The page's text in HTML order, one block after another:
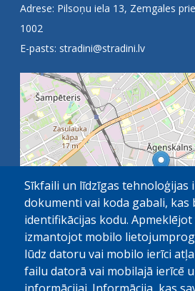
Adrese: Pilsoņu iela 13, Zemgales
1002
E-pasts: stradini@stradini.lv
1 km
Sīkfaili un līdzīgas tehnoloģijas
dokumenti vai koda gabali,
identifikācijas kodu.
izmantojot mobilo
lūdz datoru vai mobilo ierīci
failu datorā vai mobilajā ierīcē